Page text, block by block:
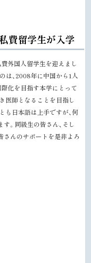
費留学生が入学
外国人留学生を迎えまし
は、2008年に中国から1人
化を目指す本学にとって
医師となることを目指し
も日本語は上手ですが、何
。同級生の皆さん、そし
さんのサポートを是非よろ